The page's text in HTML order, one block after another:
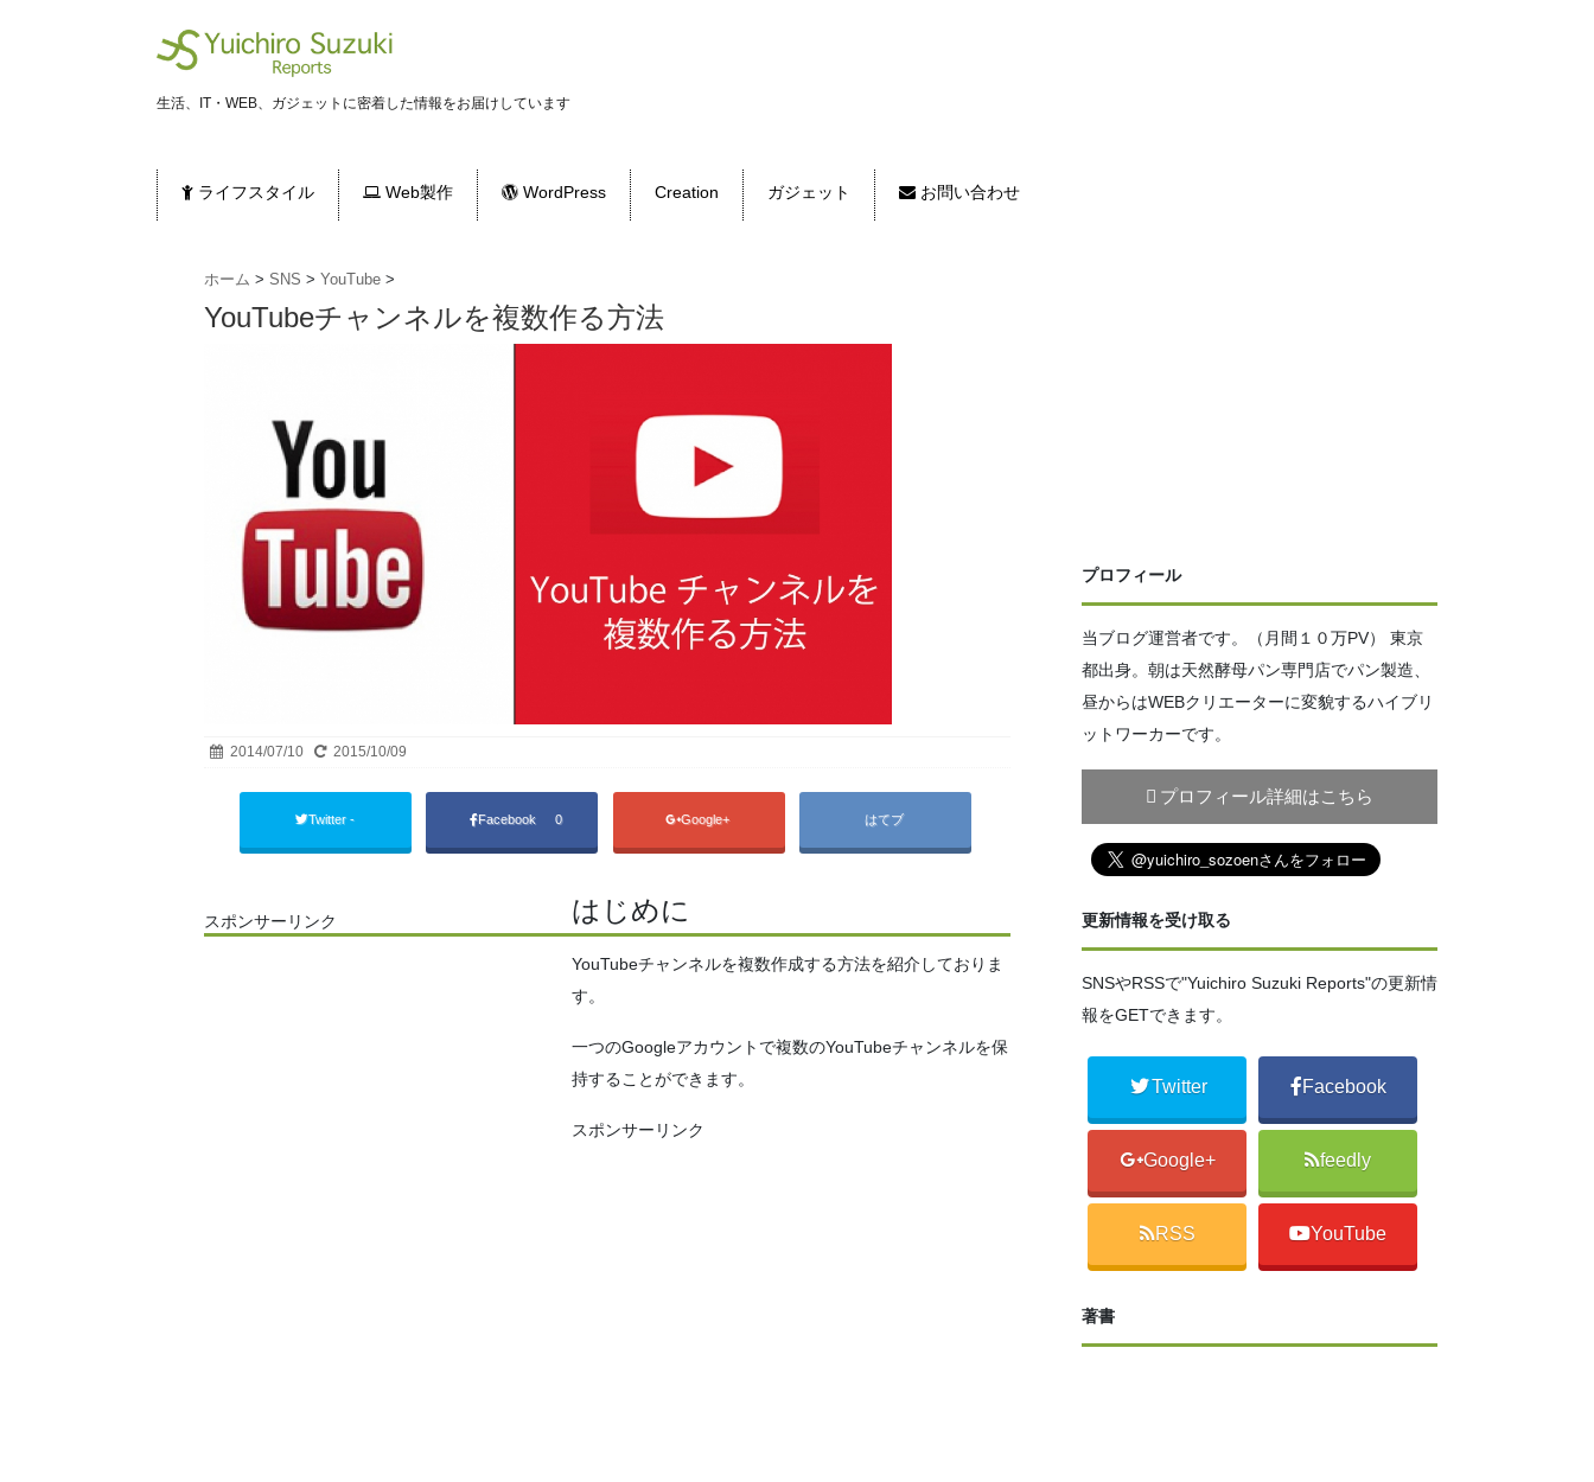
生活、IT・WEB、ガジェットに密着した情報をお届けしています
ライフスタイル Web製作 WordPress Creation ガジェット お問い合わせ
ホーム > SNS > YouTube >
YouTubeチャンネルを複数作る方法
2014/07/10 2015/10/09
Twitter - Facebook 0 Google+ はてブ
スポンサーリンク はじめに
YouTubeチャンネルを複数作成する方法を紹介しておりま
す。
一つのGoogleアカウントで複数のYouTubeチャンネルを保
持することができます。
スポンサーリンク
プロフィール
当ブログ運営者です。（月間１０万PV） 東京
都出身。朝は天然酵母パン専門店でパン製造、
昼からはWEBクリエーターに変貌するハイブリ
ットワーカーです。
プロフィール詳細はこちら
更新情報を受け取る
SNSやRSSで"Yuichiro Suzuki Reports"の更新情
報をGETできます。
Twitter Facebook
Google+ feedly
RSS YouTube
著書